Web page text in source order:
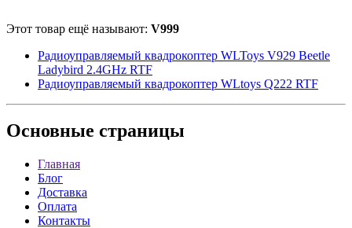
Этот товар ещё называют: V999
Радиоуправляемый квадрокоптер WLToys V929 Beetle
Ladybird 2.4GHz RTF
Радиоуправляемый квадрокоптер WLtoys Q222 RTF
Основные страницы
Главная
Блог
Доставка
Оплата
Контакты